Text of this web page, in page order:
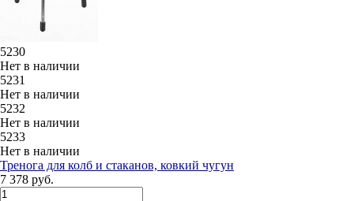
5230
Нет в наличии
5231
Нет в наличии
5232
Нет в наличии
5233
Нет в наличии
Тренога для колб и стаканов, ковкий чугун
7 378 руб.